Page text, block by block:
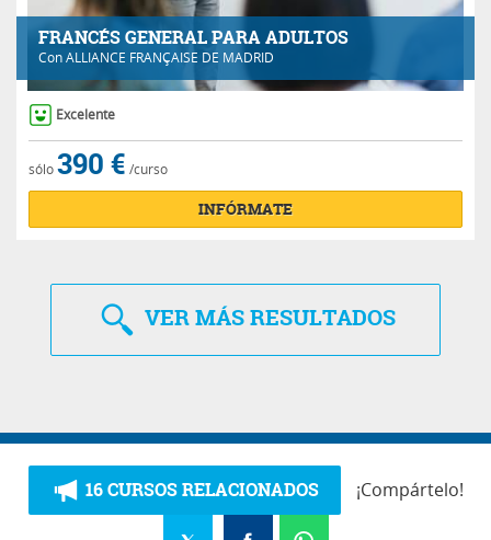
FRANCÉS GENERAL PARA ADULTOS
ConALLIANCE FRANÇAISE DE MADRID
Excelente
sólo390 € /curso
INFÓRMATE
VERMÁS RESULTADOS
16 CURSOS RELACIONADOS ¡Compártelo!